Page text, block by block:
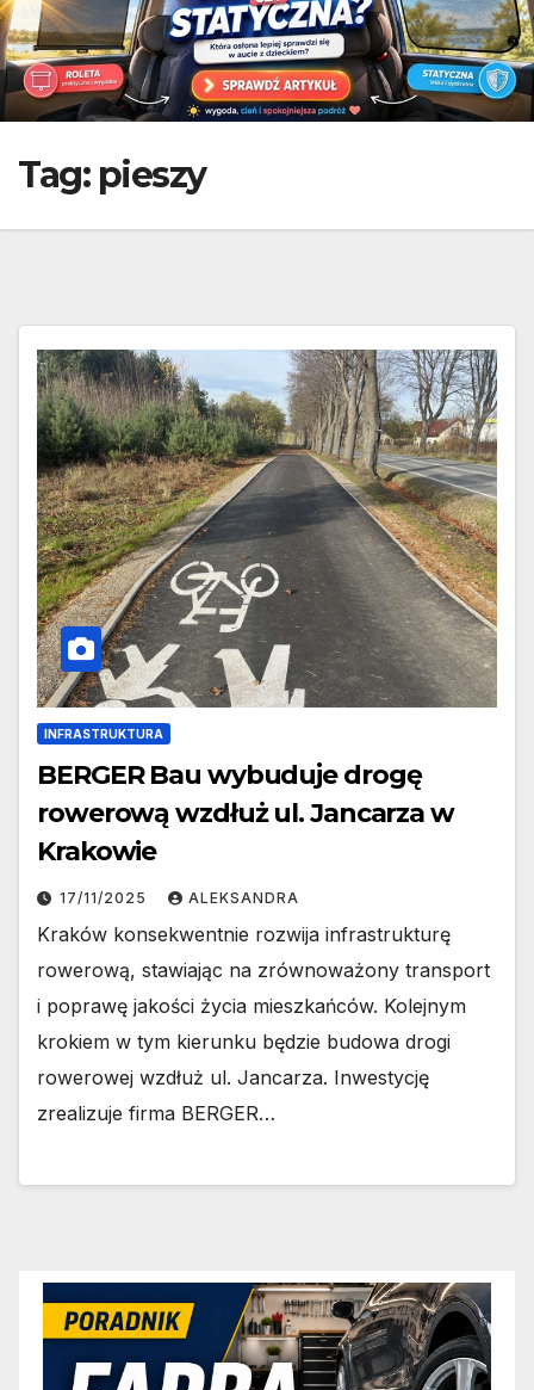
Tag: pieszy
INFRASTRUKTURA
BERGER Bau wybuduje drogę
rowerową wzdłuż ul. Jancarza w
Krakowie
17/11/2025 ALEKSANDRA
Kraków konsekwentnie rozwija infrastrukturę
rowerową, stawiając na zrównoważony transport
i poprawę jakości życia mieszkańców. Kolejnym
krokiem w tym kierunku będzie budowa drogi
rowerowej wzdłuż ul. Jancarza. Inwestycję
zrealizuje firma BERGER…